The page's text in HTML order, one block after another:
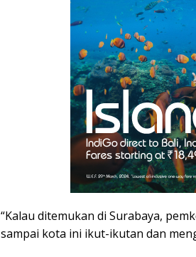
“Kalau ditemukan di Surabaya,
sampai kota ini ikut-ikutan dan